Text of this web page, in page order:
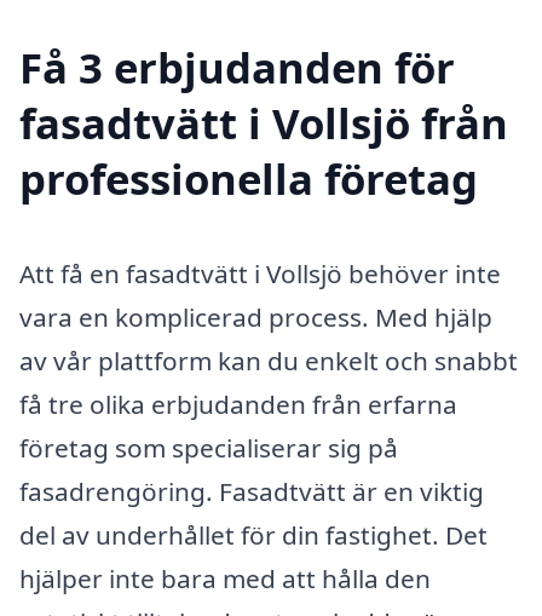
Få 3 erbjudanden för
fasadtvätt i Vollsjö från
professionella företag
Att få en fasadtvätt i Vollsjö behöver inte
vara en komplicerad process. Med hjälp
av vår plattform kan du enkelt och snabbt
få tre olika erbjudanden från erfarna
företag som specialiserar sig på
fasadrengöring. Fasadtvätt är en viktig
del av underhållet för din fastighet. Det
hjälper inte bara med att hålla den